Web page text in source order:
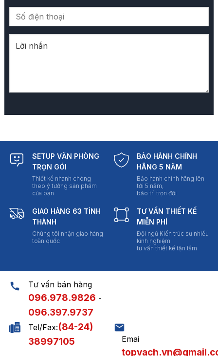
SETUP VĂN PHÒNG
TRỌN GÓI
Thiết kế nhanh chóng
theo ý tưởng sản phẩm
của bạn
BẢO HÀNH CHÍNH
HÃNG 5 NĂM
Bảo hành chính hãng lên
tới 5 năm,
bảo trì trọn đời
GIAO HÀNG 63 TỈNH
THÀNH
Chúng tôi nhận giao hàng
toàn quốc
TƯ VẤN THIẾT KẾ
MIỄN PHÍ
Đội ngũ Kiến trúc sư nhiều
kinh nghiệm
tư vấn thiết kế tận tâm
Tư vấn bán hàng
096.978.9826 -
096.397.9737
Tel/Fax:(84-24)
38997105
Emai